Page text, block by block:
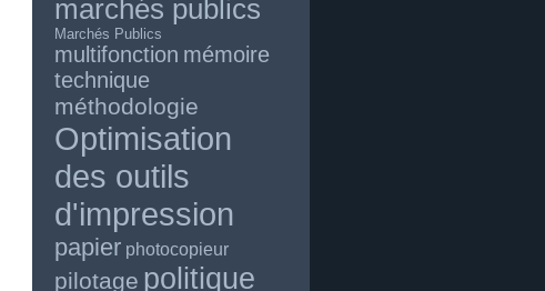
marchés publics
Marchés Publics
multifonction mémoire
technique
méthodologie
Optimisation
des outils
d'impression
papier photocopieur
pilotage politique